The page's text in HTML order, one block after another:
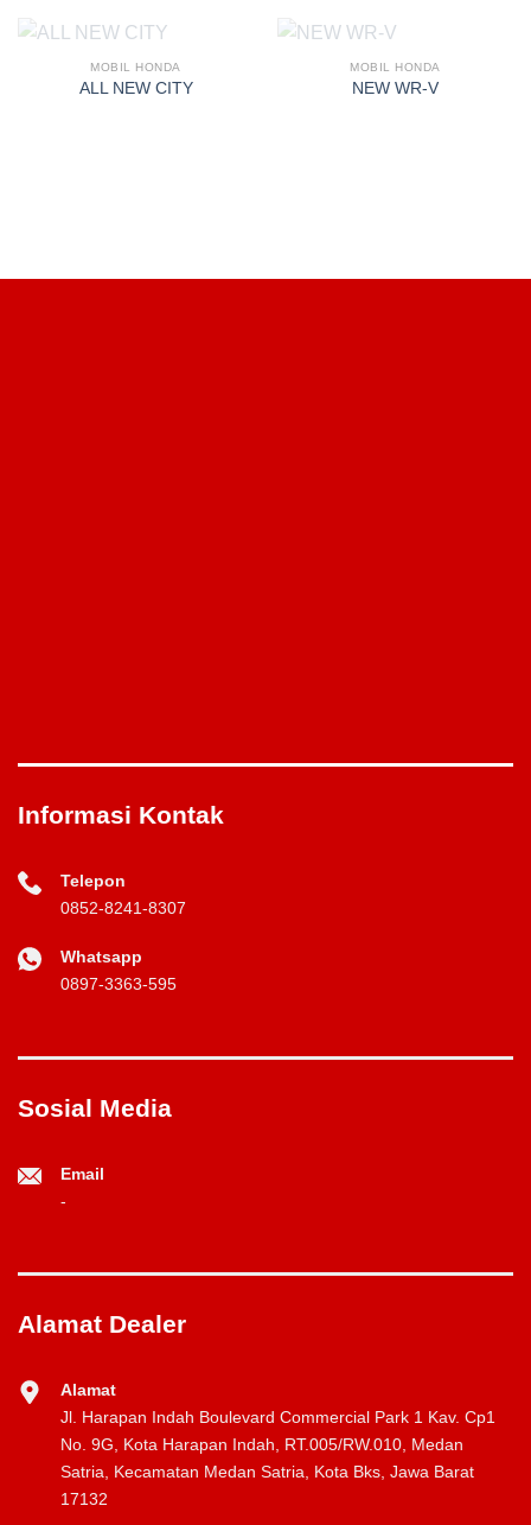
MOBIL HONDA
ALL NEW CITY
MOBIL HONDA
NEW WR-V
Informasi Kontak
Telepon
0852-8241-8307
Whatsapp
0897-3363-595
Sosial Media
Email
-
Alamat Dealer
Alamat
Jl. Harapan Indah Boulevard Commercial Park 1 Kav. Cp1
No. 9G, Kota Harapan Indah, RT.005/RW.010, Medan
Satria, Kecamatan Medan Satria, Kota Bks, Jawa Barat
17132